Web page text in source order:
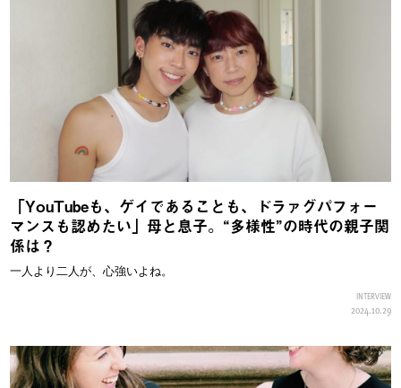
「YouTubeも、ゲイであることも、ドラァグパフォー
マンスも認めたい」母と息子。“多様性”の時代の親子関
係は？
一人より二人が、心強いよね。
INTERVIEW
2024.10.29